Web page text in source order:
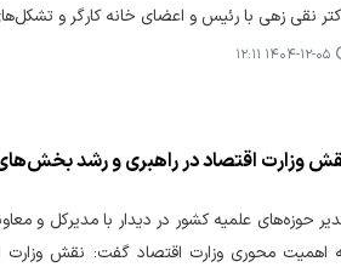
نقی زهی با رئیس و اعضای خانه کارگر و
۱۴۰۴-۱۲-۰۵ ۱۲:۱۱
وزارت اقتصاد در راهبری و رشد
حوزه‌های علمیه کشور در دیدار با مدیرکل و
اهمیت محوری وزارت اقتصاد گفت: نقش